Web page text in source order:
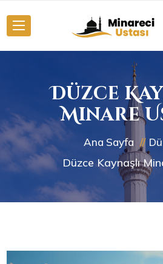
Düzce
Minare
Ana Sayfa
Düzce Kaynaşlı